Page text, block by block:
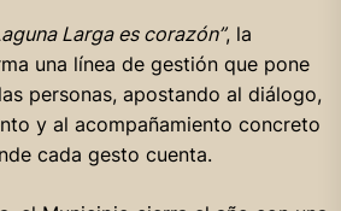
Larga es corazón”, la
una línea de gestión que pone
personas, apostando al diálogo,
y al acompañamiento concreto
cada gesto cuenta.